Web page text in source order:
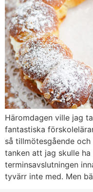
Häromdagen ville jag
fantastiska
så tillmötesgående
tanken att jag skulle
terminsavslutningen
tyvärr inte med. Men